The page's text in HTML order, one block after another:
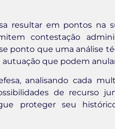
resultar em pontos na
contestação
ponto que uma análise
que podem
analisando cada
de recurso
proteger seu